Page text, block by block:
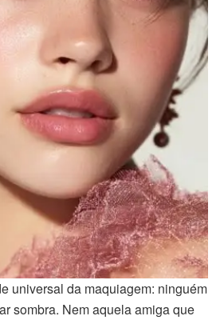
universal da maquiagem: ninguém
sombra. Nem aquela amiga que